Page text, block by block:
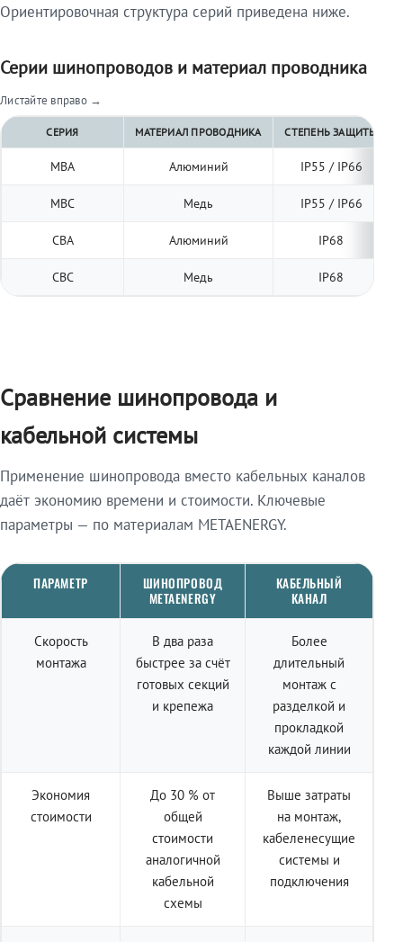
Ориентировочная структура серий приведена ниже.
Серии шинопроводов и материал проводника
Листайте вправо →
СЕРИЯ МАТЕРИАЛ ПРОВОДНИКА СТЕПЕНЬ ЗАЩИТЫ
МВА Алюминий IP55 / IP66
МВС Медь IP55 / IP66
СВА Алюминий IP68
СВС Медь IP68
Сравнение шинопровода и
кабельной системы
Применение шинопровода вместо кабельных каналов
даёт экономию времени и стоимости. Ключевые
параметры — по материалам METAENERGY.
ПАРАМЕТР
ШИНОПРОВОД
METAENERGY
КАБЕЛЬНЫЙ
КАНАЛ
Скорость
монтажа
В два раза
быстрее за счёт
готовых секций
и крепежа
Более
длительный
монтаж с
разделкой и
прокладкой
каждой линии
Экономия
стоимости
До 30 % от
общей
стоимости
аналогичной
кабельной
схемы
Выше затраты
на монтаж,
кабеленесущие
системы и
подключения